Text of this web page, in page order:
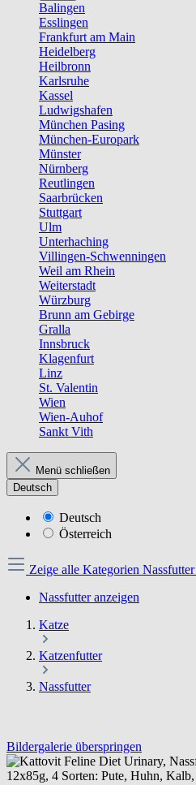
Balingen
Esslingen
Frankfurt am Main
Heidelberg
Heilbronn
Karlsruhe
Kassel
Ludwigshafen
München Pasing
München-Europark
Münster
Nürnberg
Reutlingen
Saarbrücken
Stuttgart
Ulm
Unterhaching
Villingen-Schwenningen
Weil am Rhein
Weiterstadt
Würzburg
Brunn am Gebirge
Gralla
Innsbruck
Klagenfurt
Linz
St. Valentin
Wien
Wien-Auhof
Sankt Vith
Menü schließen
Deutsch
Deutsch
Österreich
Zeige alle Kategorien Nassfutter
Nassfutter anzeigen
Katze
Katzenfutter
Nassfutter
Bildergalerie überspringen